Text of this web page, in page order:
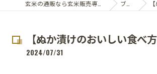
ブログ
【ぬか漬けのおいしい食べ方
2024/07/31